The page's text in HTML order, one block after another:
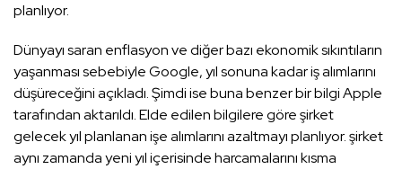
planlıyor.
Dünyayı saran enflasyon ve diğer bazı ekonomik sıkıntıların
yaşanması sebebiyle Google, yıl sonuna kadar iş alımlarını
düşüreceğini açıkladı. Şimdi ise buna benzer bir bilgi Apple
tarafından aktarıldı. Elde edilen bilgilere göre şirket
gelecek yıl planlanan işe alımlarını azaltmayı planlıyor. şirket
aynı zamanda yeni yıl içerisinde harcamalarını kısma